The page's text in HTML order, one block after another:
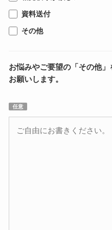
資料送付
その他
お悩みやご要望の「その他
お願いします。
任意